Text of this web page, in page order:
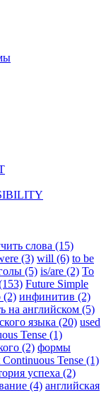
слова (15)
(3) will (6) to be
(5) is/are (2) To
Future Simple
(2) инфинитив (2)
на английском (5)
языка (20) used
Tense (1)
(2) формы
Continuous Tense (1)
успеха (2)
(4) английская